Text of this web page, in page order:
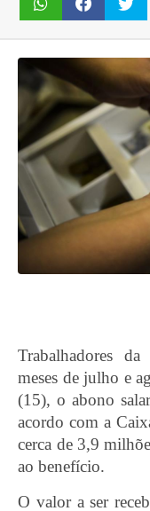
Trabalhadores
meses de julho e
(15), o abono
acordo com a
cerca de 3,9
ao benefício.
O valor a ser